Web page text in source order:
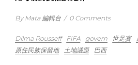
By Mata 編輯台 / 0 Comments
Dilma Rousseff FIFA govern 世足賽
原住民族保留地
土地議題 巴西